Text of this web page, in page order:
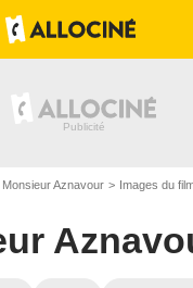
Monsieur Aznavour Images du